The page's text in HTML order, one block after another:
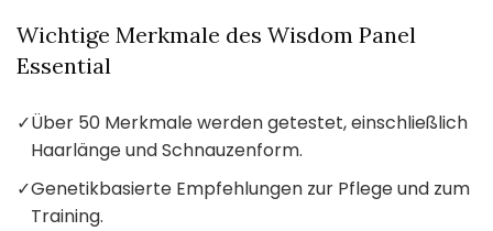
Wichtige Merkmale des Wisdom Panel
Essential
✓Über 50 Merkmale werden getestet, einschließlich
Haarlänge und Schnauzenform.
✓Genetikbasierte Empfehlungen zur Pflege und zum
Training.